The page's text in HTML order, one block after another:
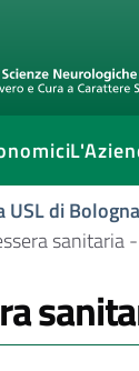
USL di Bologna
sanitaria